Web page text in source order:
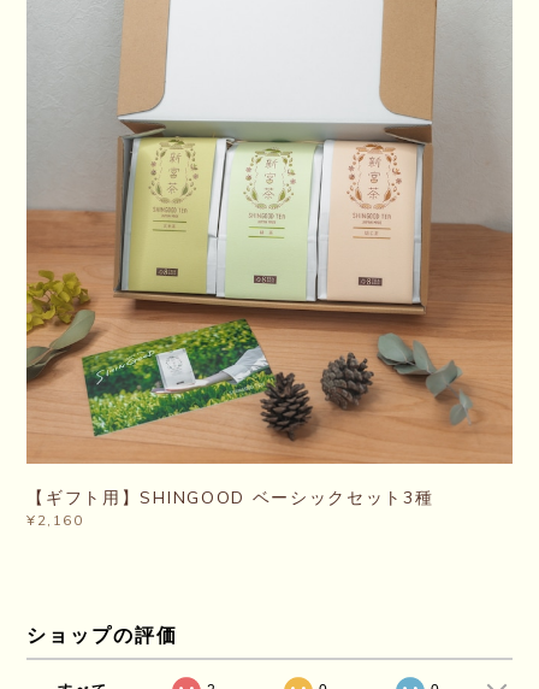
【ギフト用】SHINGOOD ベーシックセット3種
¥2,160
ショップの評価